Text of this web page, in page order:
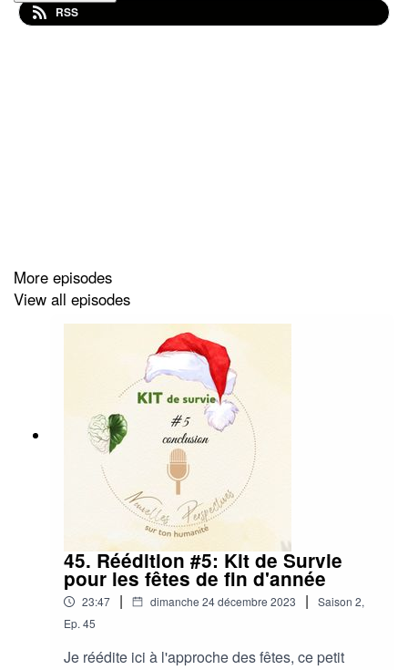
Suis-moi sur Insta ou facebook: celinecarboni_coach
https://soundcloud.com/user-842144749/nouvel-
enregistrement-49?
RSS
More episodes
View all episodes
45. Réédition #5: Kit de Survie
pour les fêtes de fin d'année
23:47 | dimanche 24 décembre 2023 | Saison 2,
Ep. 45
Je réédite ici à l'approche des fêtes, ce petit